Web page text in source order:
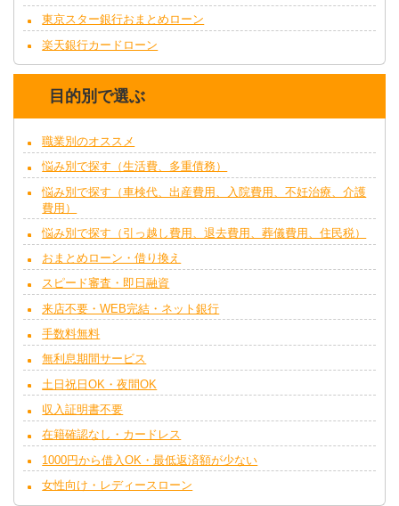
東京スター銀行おまとめローン
楽天銀行カードローン
目的別で選ぶ
職業別のオススメ
悩み別で探す（生活費、多重債務）
悩み別で探す（車検代、出産費用、入院費用、不妊治療、介護
費用）
悩み別で探す（引っ越し費用、退去費用、葬儀費用、住民税）
おまとめローン・借り換え
スピード審査・即日融資
来店不要・WEB完結・ネット銀行
手数料無料
無利息期間サービス
土日祝日OK・夜間OK
収入証明書不要
在籍確認なし・カードレス
1000円から借入OK・最低返済額が少ない
女性向け・レディースローン